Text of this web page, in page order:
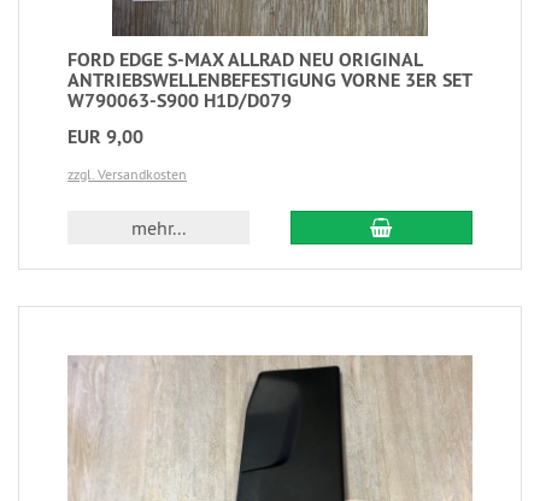
FORD EDGE S-MAX ALLRAD NEU ORIGINAL
ANTRIEBSWELLENBEFESTIGUNG VORNE 3ER SET
W790063-S900 H1D/D079
EUR 9,00
zzgl. Versandkosten
mehr...